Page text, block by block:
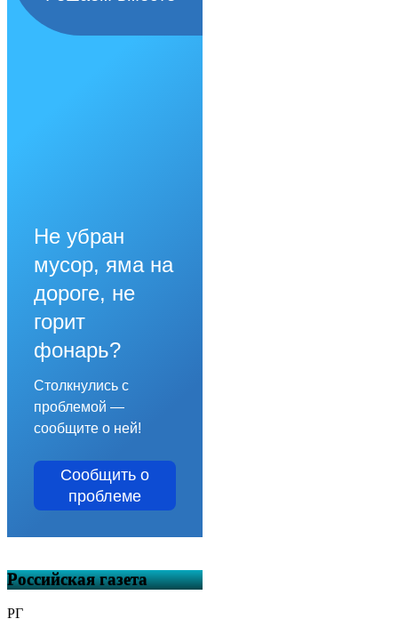
Не убран
мусор, яма на
дороге, не
горит
фонарь?
Столкнулись с
проблемой —
сообщите о ней!
Сообщить о
проблеме
Российская газета
РГ